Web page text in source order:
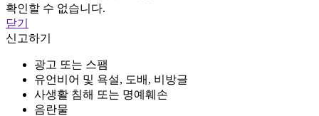
확인할 수 없습니다.
닫기
신고하기
광고 또는 스팸
유언비어 및 욕설, 도배, 비방글
사생활 침해 또는 명예훼손
음란물